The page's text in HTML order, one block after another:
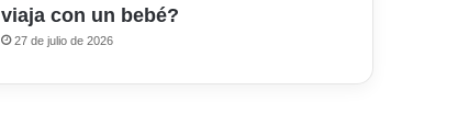
viaja con un bebé?
27 de julio de 2026